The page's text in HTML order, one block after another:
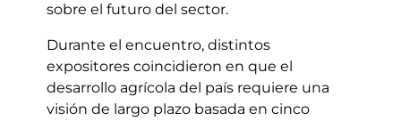
sobre el futuro del sector.
Durante el encuentro, distintos
expositores coincidieron en que el
desarrollo agrícola del país requiere una
visión de largo plazo basada en cinco